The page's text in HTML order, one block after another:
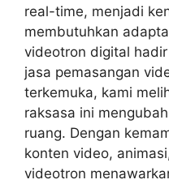
real-time, menjadi
membutuhkan
videotron digital
jasa pemasangan
terkemuka, kami
raksasa ini
ruang. Dengan
konten video,
videotron